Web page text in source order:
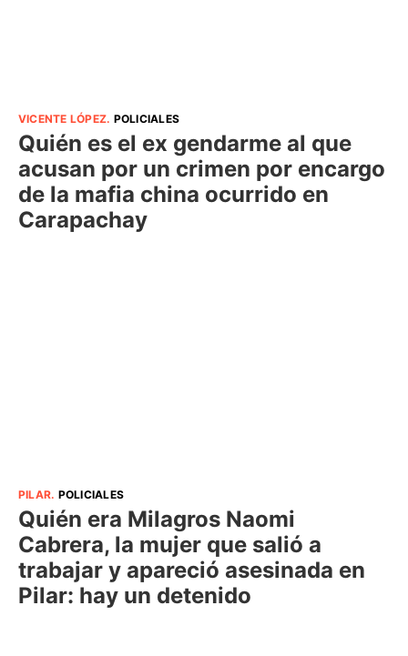
VICENTE LÓPEZ. POLICIALES
Quién es el ex gendarme al que
acusan por un crimen por encargo
de la mafia china ocurrido en
Carapachay
PILAR. POLICIALES
Quién era Milagros Naomi
Cabrera, la mujer que salió a
trabajar y apareció asesinada en
Pilar: hay un detenido